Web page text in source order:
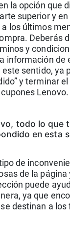
la opción que
superior y
a los últimos
Deberás
y
información de
este sentido, ya
y terminar
Lenovo.
todo lo que
en esta
de
de la página
puede
ya que
destinan a los